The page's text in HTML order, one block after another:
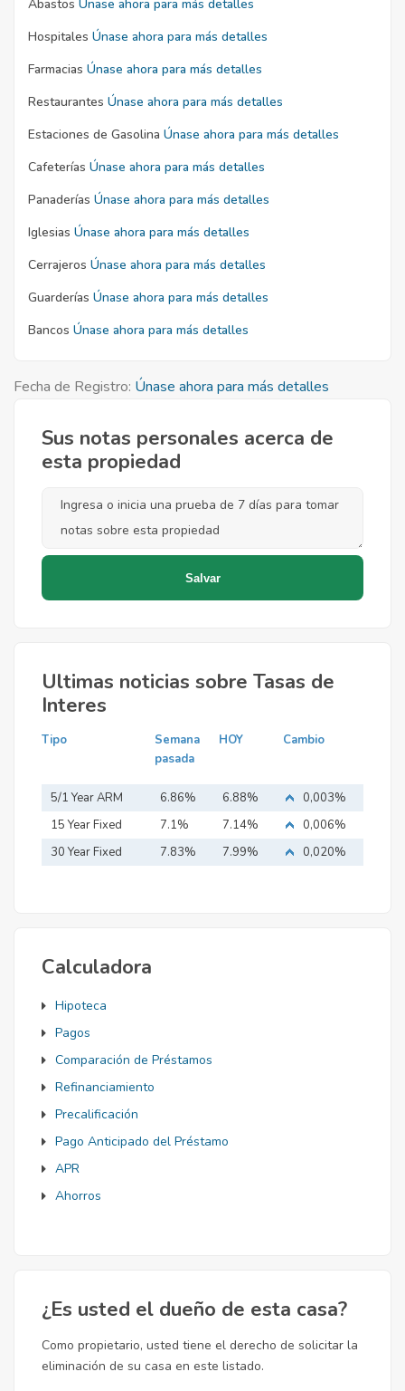
Abastos Únase ahora para más detalles
Hospitales Únase ahora para más detalles
Farmacias Únase ahora para más detalles
Restaurantes Únase ahora para más detalles
Estaciones de Gasolina Únase ahora para más detalles
Cafeterías Únase ahora para más detalles
Panaderías Únase ahora para más detalles
Iglesias Únase ahora para más detalles
Cerrajeros Únase ahora para más detalles
Guarderías Únase ahora para más detalles
Bancos Únase ahora para más detalles
Fecha de Registro: Únase ahora para más detalles
Sus notas personales acerca de
esta propiedad
Ultimas noticias sobre Tasas de
Interes
Tipo
Semana
pasada
HOY Cambio
5/1 Year ARM 6.86% 6.88%
0,003%
15 Year Fixed
Mortgage
7.1% 7.14%
0,006%
30 Year Fixed
7.83% 7.99% 0,020%
Calculadora
Hipoteca
Pagos
Comparación de Préstamos
Refinanciamiento
Precalificación
Pago Anticipado del Préstamo
APR
Ahorros
¿Es usted el dueño de esta casa?
Como propietario, usted tiene el derecho de solicitar la
eliminación de su casa en este listado.